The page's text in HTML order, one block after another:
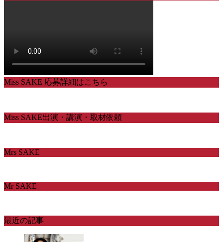
Miss SAKE 応募詳細はこちら
Miss SAKE出演・講演・取材依頼
Mrs SAKE
Mr SAKE
最近の記事